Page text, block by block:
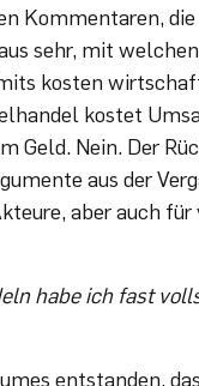
Kommentaren, die
sehr, mit welchen
kosten
kostet
Geld. Nein. Der
aus der
aber auch für
habe ich fast
entstanden,